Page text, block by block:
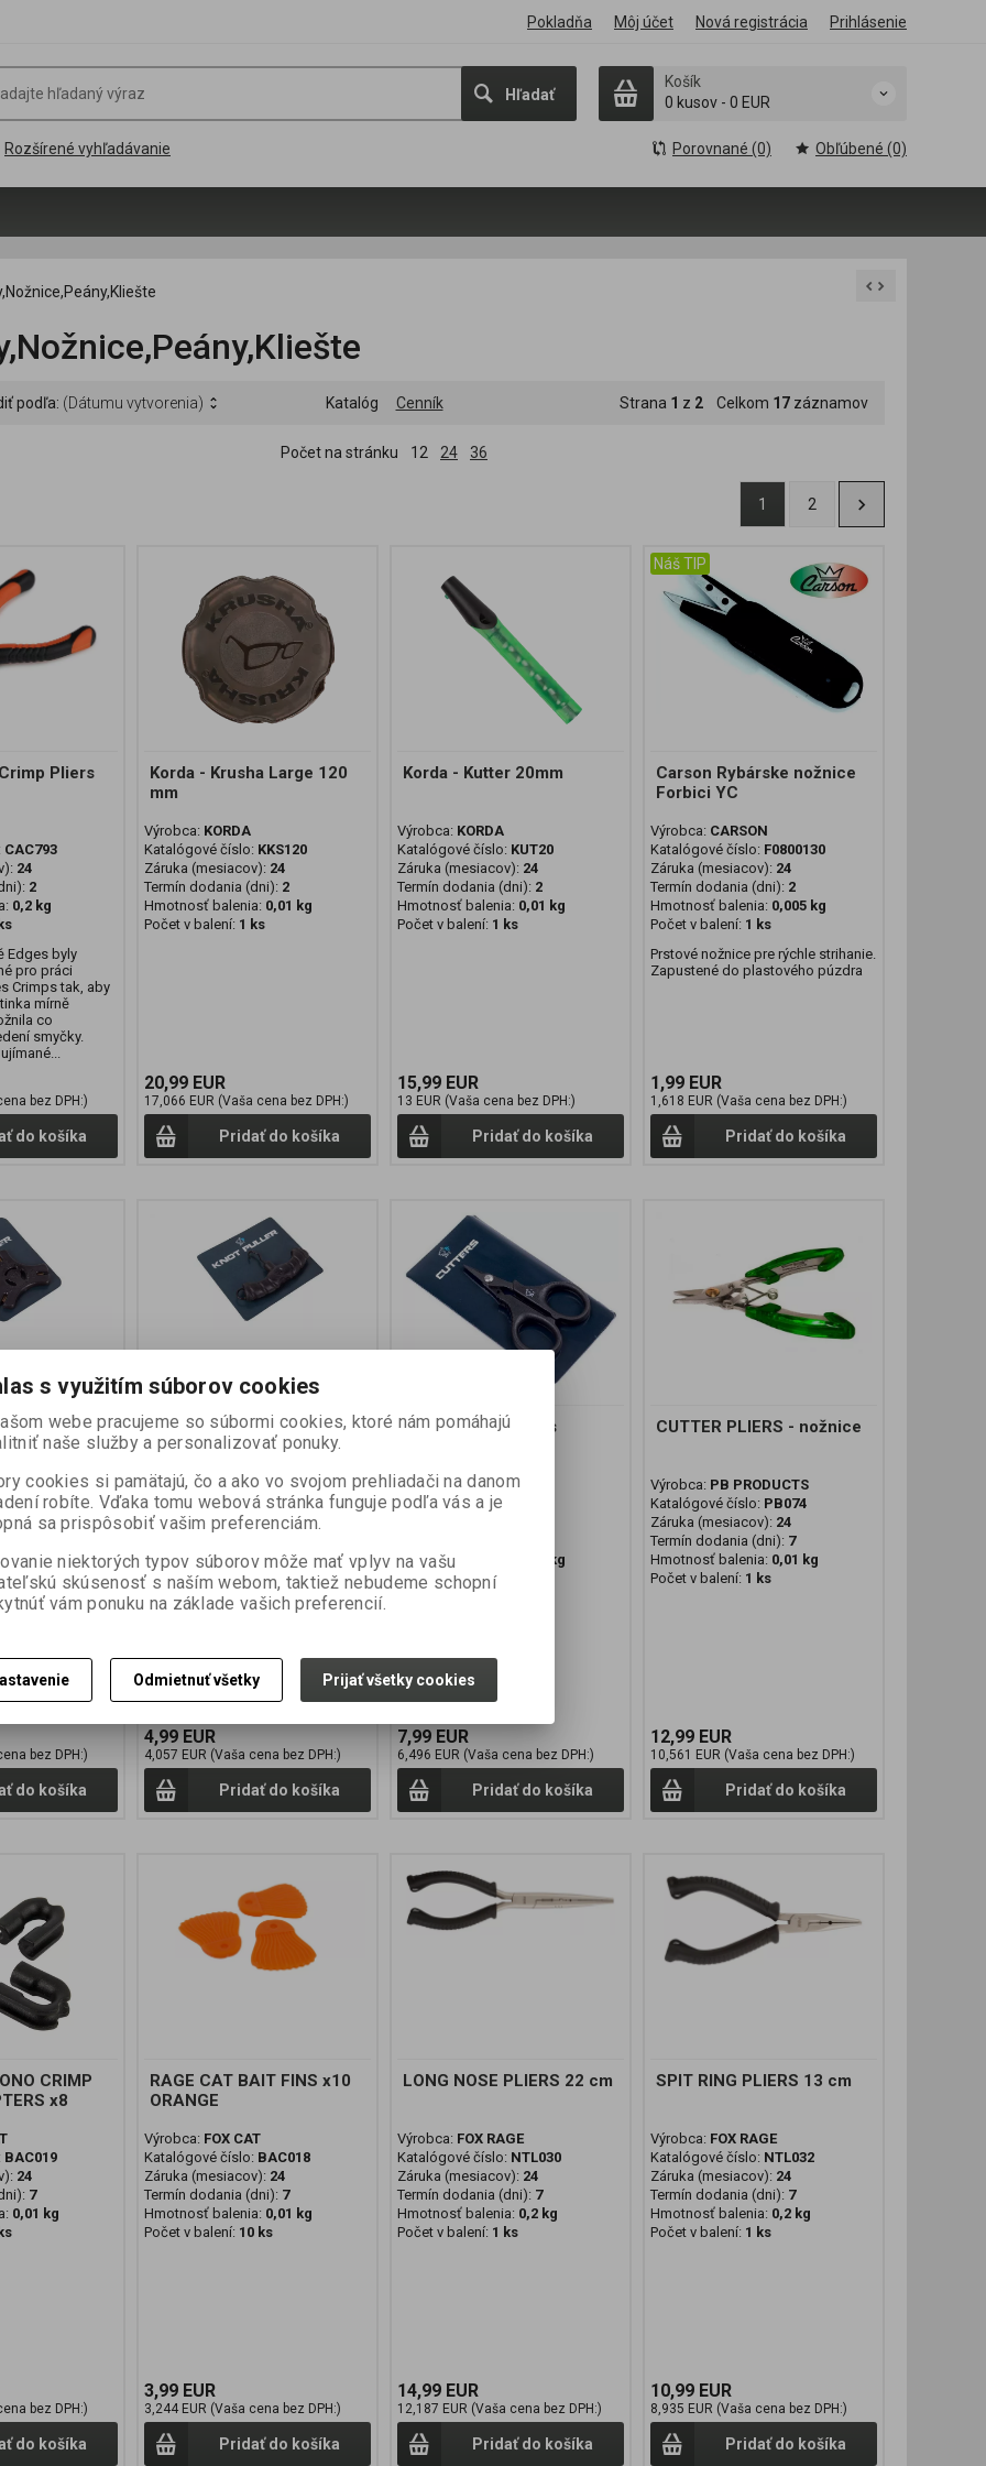
Pokladňa Môj účet Nová registrácia Prihlásenie
Hľadať
Košík
0 kusov - 0 EUR
Rozšírené vyhľadávanie Porovnané (0) Obľúbené (0)
podľa: (Dátumu vytvorenia) Katalóg Cenník Strana 1 z 2 Celkom 17 záznamov
Počet na stránku 12 24 36
1 2
Pliers
CAC793
24
2
0,2 kg
Edges byly
pro práci
Crimps tak, aby
mírně
co
smyčky.
bez DPH:)
do košíka
Korda - Krusha Large 120
mm
Výrobca: KORDA
Katalógové číslo: KKS120
Záruka (mesiacov): 24
Termín dodania (dni): 2
Hmotnosť balenia: 0,01 kg
Počet v balení: 1 ks
20,99 EUR
17,066 EUR (Vaša cena bez DPH:)
Pridať do košíka
Korda - Kutter 20mm
Výrobca: KORDA
Katalógové číslo: KUT20
Záruka (mesiacov): 24
Termín dodania (dni): 2
Hmotnosť balenia: 0,01 kg
Počet v balení: 1 ks
15,99 EUR
13 EUR (Vaša cena bez DPH:)
Pridať do košíka
Náš TIP
Carson Rybárske nožnice
Forbici YC
Výrobca: CARSON
Katalógové číslo: F0800130
Záruka (mesiacov): 24
Termín dodania (dni): 2
Hmotnosť balenia: 0,005 kg
Počet v balení: 1 ks
Prstové nožnice pre rýchle strihanie.
Zapustené do plastového púzdra
1,99 EUR
1,618 EUR (Vaša cena bez DPH:)
Pridať do košíka
šňůrek
Stripper
T8575
24
0,01 kg
bez DPH:)
do košíka
Nash Utahovák Knot Puller
Výrobca:NASH
Katalógové číslo:T8576
Záruka (mesiacov):24
Hmotnosť balenia:0,01 kg
Počet v balení:1 ks
4,99 EUR
4,057 EUR (Vaša cena bez DPH:)
Pridať do košíka
Nash Nůžky Cutters
Výrobca:NASH
Katalógové číslo:
Hmotnosť balenia:
0,05 kg
Počet v balení: 1 ks
7,99 EUR
6,496 EUR (Vaša cena bez DPH:)
Pridať do košíka
CUTTER PLIERS - nožnice
Výrobca: PB PRODUCTS
Katalógové číslo: PB074
Záruka (mesiacov): 24
Termín dodania (dni): 7
Hmotnosť balenia: 0,01 kg
Počet v balení: 1 ks
12,99 EUR
10,561 EUR (Vaša cena bez DPH:)
Pridať do košíka
CRIMP
x8
BAC019
24
7
0,01 kg
bez DPH:)
do košíka
RAGE CAT BAIT FINS x10
ORANGE
Výrobca: FOX CAT
Katalógové číslo: BAC018
Záruka (mesiacov): 24
Termín dodania (dni): 7
Hmotnosť balenia: 0,01 kg
Počet v balení: 10 ks
3,99 EUR
3,244 EUR (Vaša cena bez DPH:)
Pridať do košíka
LONG NOSE PLIERS 22 cm
Výrobca: FOX RAGE
Katalógové číslo: NTL030
Záruka (mesiacov): 24
Termín dodania (dni): 7
Hmotnosť balenia: 0,2 kg
Počet v balení: 1 ks
14,99 EUR
12,187 EUR (Vaša cena bez DPH:)
Pridať do košíka
SPIT RING PLIERS 13 cm
Výrobca: FOX RAGE
Katalógové číslo: NTL032
Záruka (mesiacov): 24
Termín dodania (dni): 7
Hmotnosť balenia: 0,2 kg
Počet v balení: 1 ks
10,99 EUR
8,935 EUR (Vaša cena bez DPH:)
Pridať do košíka
s využitím súborov cookies
webe pracujeme so súbormi cookies, ktoré nám pomáhajú
naše služby a personalizovať ponuky.
cookies si pamätajú, čo a ako vo svojom prehliadači na danom
robíte. Vďaka tomu webová stránka funguje podľa vás a je
sa prispôsobiť vašim preferenciám.
niektorých typov súborov môže mať vplyv na vašu
skúsenosť s naším webom, taktiež nebudeme schopní
vám ponuku na základe vašich preferencií.
Odmietnuť všetky Prijať všetky cookies